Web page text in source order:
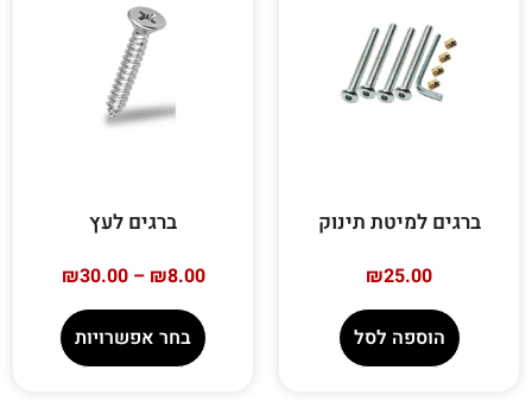
ברגים למיטת תינוק
₪25.00
הוספה לסל
ברגים לעץ
₪8.00
–
₪30.00
בחר אפשרויות